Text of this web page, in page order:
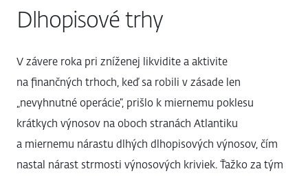
Dlhopisové trhy
V závere roka pri zníženej likvidite a aktivite
na finančných trhoch, keď sa robili v zásade len
„nevyhnutné operácie“, prišlo k miernemu poklesu
krátkych výnosov na oboch stranách Atlantiku
a miernemu nárastu dlhých dlhopisových výnosov, čím
nastal nárast strmosti výnosových kriviek. Ťažko za tým